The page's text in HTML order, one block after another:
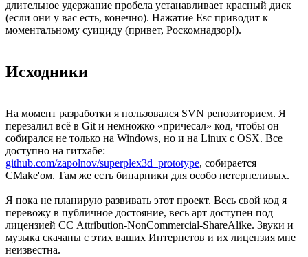
длительное удержание пробела устанавливает красный диск
(если они у вас есть, конечно). Нажатие Esc приводит к
моментальному суициду (привет, Роскомнадзор!).
Исходники
На момент разработки я пользовался SVN репозиторием. Я
перезалил всё в Git и немножко «причесал» код, чтобы он
собирался не только на Windows, но и на Linux с OSX. Все
доступно на гитхабе:
github.com/zapolnov/superplex3d_prototype, собирается
CMake'ом. Там же есть бинарники для особо нетерпеливых.
Я пока не планирую развивать этот проект. Весь свой код я
перевожу в публичное достояние, весь арт доступен под
лицензией CС Attribution-NonCommercial-ShareAlike. Звуки и
музыка скачаны с этих ваших Интернетов и их лицензия мне
неизвестна.